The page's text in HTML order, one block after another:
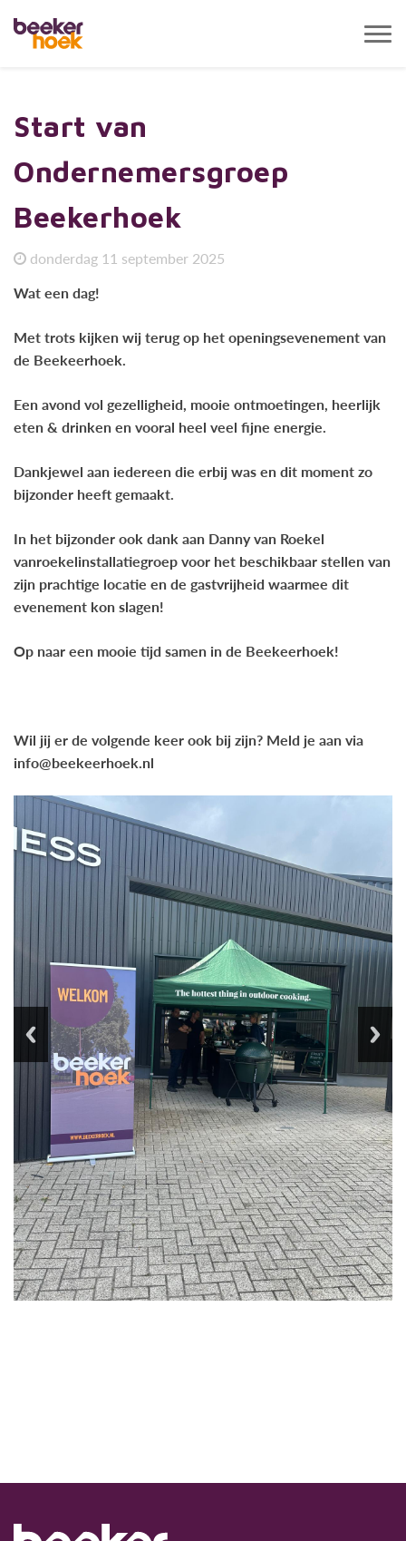
Start van
Ondernemersgroep
Beekerhoek
donderdag 11 september 2025
Wat een dag!
Met trots kijken wij terug op het openingsevenement van
de Beekeerhoek.
Een avond vol gezelligheid, mooie ontmoetingen, heerlijk
eten & drinken en vooral heel veel fijne energie.
Dankjewel aan iedereen die erbij was en dit moment zo
bijzonder heeft gemaakt.
In het bijzonder ook dank aan Danny van Roekel
vanroekelinstallatiegroep voor het beschikbaar stellen van
zijn prachtige locatie en de gastvrijheid waarmee dit
evenement kon slagen!
Op naar een mooie tijd samen in de Beekeerhoek!
Wil jij er de volgende keer ook bij zijn? Meld je aan via
info@beekeerhoek.nl